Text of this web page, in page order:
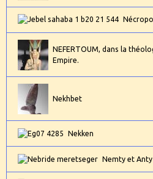
NEFERTOUM, dans la
Empire.
Nekhbet
Nekken
Nemty et Anty